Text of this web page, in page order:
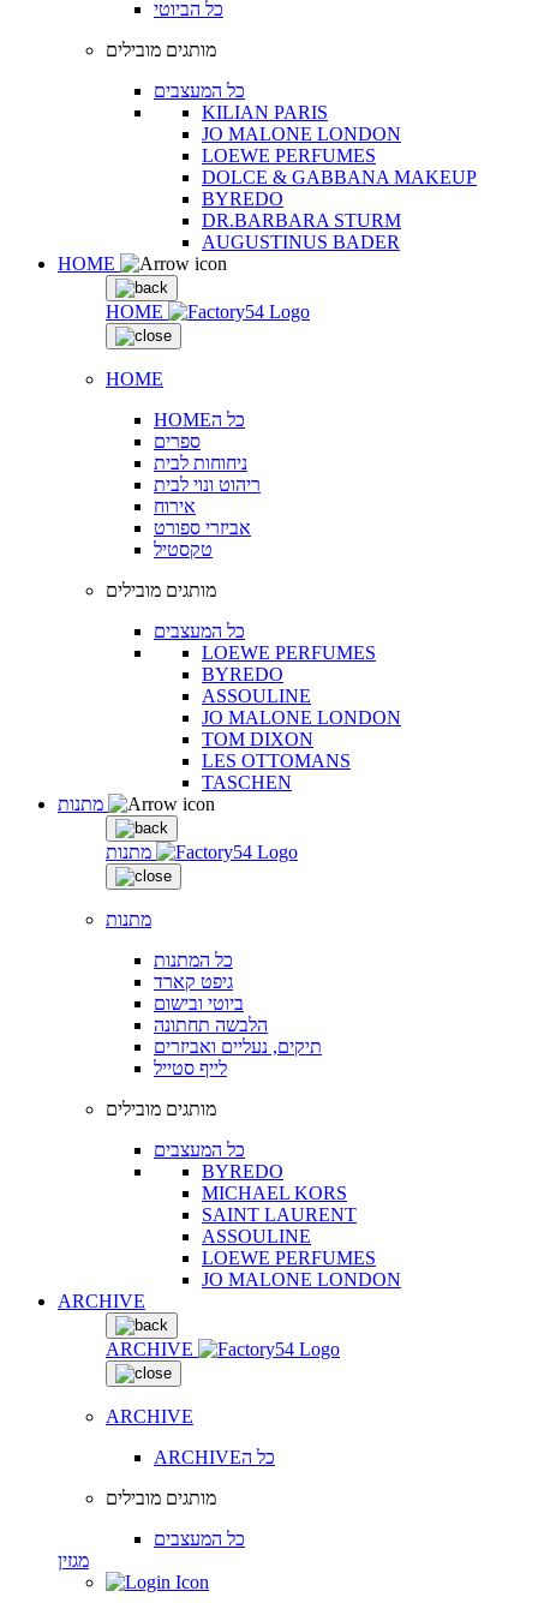
כל הביוטי
מותגים מובילים
כל המעצבים
KILIAN PARIS
JO MALONE LONDON
LOEWE PERFUMES
DOLCE & GABBANA MAKEUP
BYREDO
DR.BARBARA STURM
AUGUSTINUS BADER
HOME
HOME
HOME
HOMEכל ה
ספרים
ניחוחות לבית
ריהוט ונוי לבית
אירוח
אביזרי ספורט
טקסטיל
מותגים מובילים
כל המעצבים
LOEWE PERFUMES
BYREDO
ASSOULINE
JO MALONE LONDON
TOM DIXON
LES OTTOMANS
TASCHEN
מתנות
מתנות
כל המתנות
גיפט קארד
ביוטי ובישום
הלבשה תחתונה
תיקים, נעליים ואביזרים
לייף סטייל
מותגים מובילים
כל המעצבים
BYREDO
MICHAEL KORS
SAINT LAURENT
ASSOULINE
LOEWE PERFUMES
JO MALONE LONDON
ARCHIVE
ARCHIVE
ARCHIVE
ARCHIVEכל ה
מותגים מובילים
כל המעצבים
מגזין